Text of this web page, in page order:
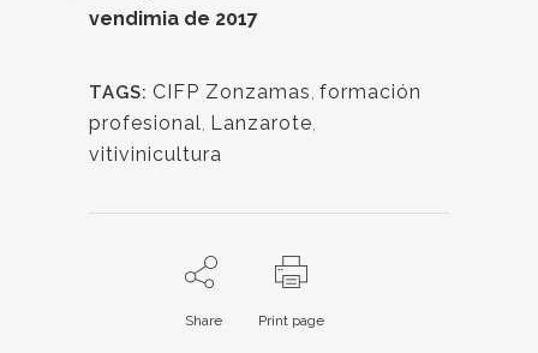
vendimia de 2017
TAGS: CIFP Zonzamas formación
profesional Lanzarote
vitivinicultura
Share Print page